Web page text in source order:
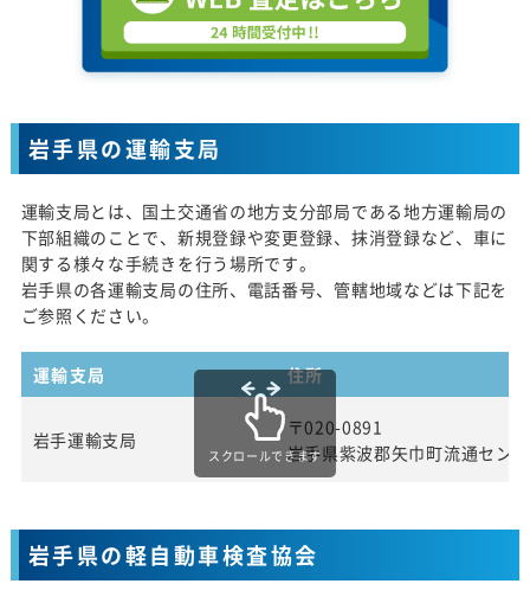
岩手県の運輸支局
運輸支局とは、国土交通省の地方支分部局である地方運輸局の
下部組織のことで、新規登録や変更登録、抹消登録など、車に
関する様々な手続きを行う場所です。
岩手県の各運輸支局の住所、電話番号、管轄地域などは下記を
ご参照ください。
運輸支局 住所
岩手運輸支局
〒020-0891
岩手県紫波郡矢巾町流通セン
スクロールできます
岩手県の軽自動車検査協会